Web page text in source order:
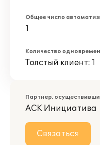
Общее число
1
Количество
Толстый клиент: 1
Партнер,
АСК Инициатива
Связаться